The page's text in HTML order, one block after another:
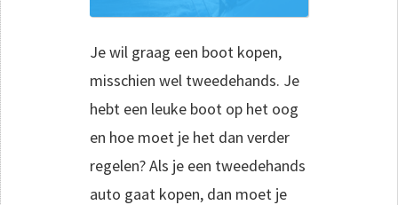
Je wil graag een boot kopen,
misschien wel tweedehands. Je
hebt een leuke boot op het oog
en hoe moet je het dan verder
regelen? Als je een tweedehands
auto gaat kopen, dan moet je